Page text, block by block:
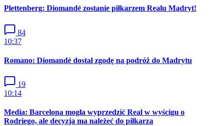
Plettenberg: Diomandé zostanie piłkarzem Realu Madryt!
84
10:37
Romano: Diomandé dostał zgodę na podróż do Madrytu
19
10:14
Media: Barcelona mogła wyprzedzić Real w wyścigu o
Rodriego, ale decyzja ma należeć do piłkarza